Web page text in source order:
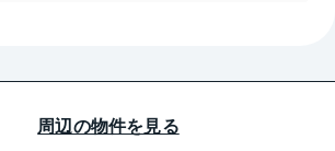
周辺の物件を見る